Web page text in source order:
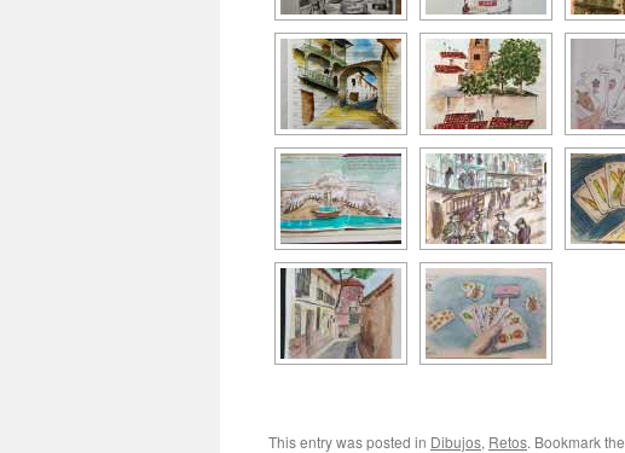
This entry was posted in Dibujos, Retos. Bookmark the